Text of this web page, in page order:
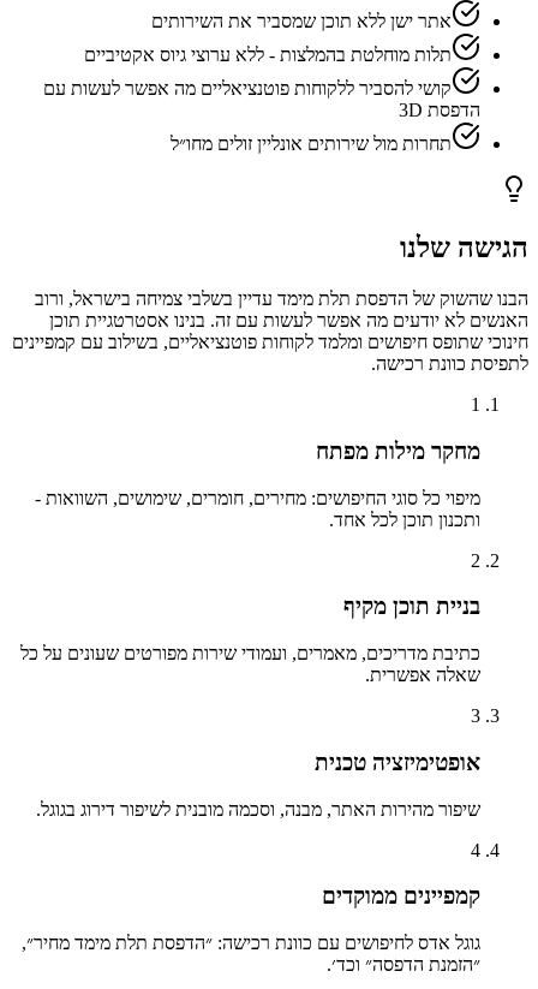
אתר ישן ללא תוכן שמסביר את השירותים
תלות מוחלטת בהמלצות - ללא ערוצי גיוס אקטיביים
קושי להסביר ללקוחות פוטנציאליים מה אפשר לעשות עם
הדפסת 3D
תחרות מול שירותים אונליין זולים מחו״ל
הגישה שלנו
הבנו שהשוק של הדפסת תלת מימד עדיין בשלבי צמיחה בישראל, ורוב
האנשים לא יודעים מה אפשר לעשות עם זה. בנינו אסטרטגיית תוכן
חינוכי שתופס חיפושים ומלמד לקוחות פוטנציאליים, בשילוב עם קמפיינים
לתפיסת כוונת רכישה.
1
מחקר מילות מפתח
מיפוי כל סוגי החיפושים: מחירים, חומרים, שימושים, השוואות -
ותכנון תוכן לכל אחד.
2
בניית תוכן מקיף
כתיבת מדריכים, מאמרים, ועמודי שירות מפורטים שעונים על כל
שאלה אפשרית.
3
אופטימיזציה טכנית
שיפור מהירות האתר, מבנה, וסכמה מובנית לשיפור דירוג בגוגל.
4
קמפיינים ממוקדים
גוגל אדס לחיפושים עם כוונת רכישה: ״הדפסת תלת מימד מחיר״,
״הזמנת הדפסה״ וכד׳.